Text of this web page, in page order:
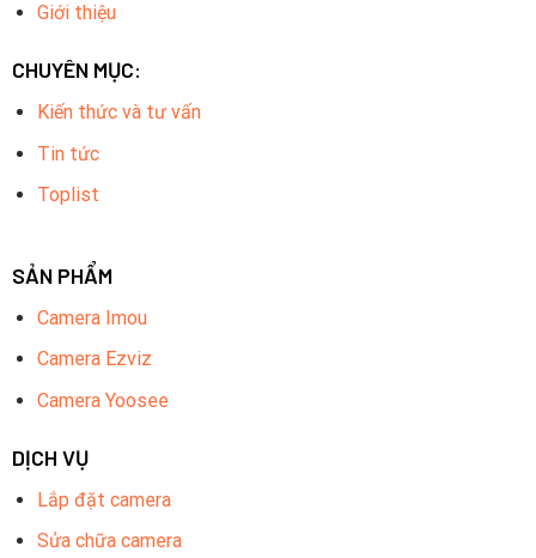
Giới thiệu
CHUYÊN MỤC:
Kiến thức và tư vấn
Tin tức
Toplist
SẢN PHẨM
Camera Imou
Camera Ezviz
Camera Yoosee
DỊCH VỤ
Lắp đặt camera
Sửa chữa camera